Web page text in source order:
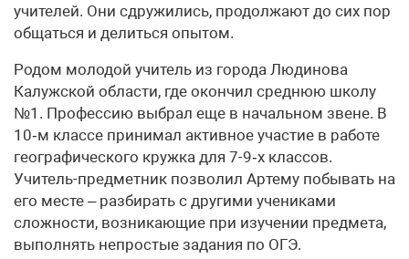
учителей. Они сдружились, продолжают до сих пор
общаться и делиться опытом.
Родом молодой учитель из города Людинова
Калужской области, где окончил среднюю школу
№1. Профессию выбрал еще в начальном звене. В
10‑м классе принимал активное участие в работе
гео­графического кружка для 7-9‑х классов.
Учитель-предметник позволил Артему побывать на
его месте – разбирать с другими учениками
сложности, возникающие при изучении предмета,
выполнять непростые задания по ОГЭ.